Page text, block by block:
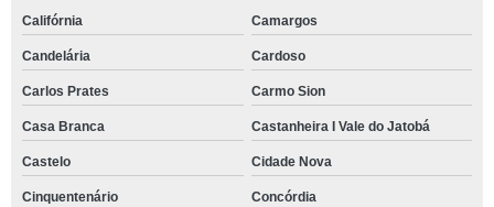
Califórnia Camargos
Candelária Cardoso
Carlos Prates Carmo Sion
Casa Branca Castanheira I Vale do Jatobá
Castelo Cidade Nova
Cinquentenário Concórdia